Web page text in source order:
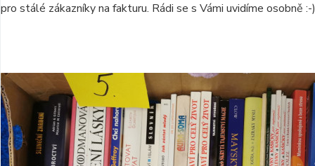
pro stálé zákazníky na fakturu. Rádi se s Vámi uvidíme osobně :-)